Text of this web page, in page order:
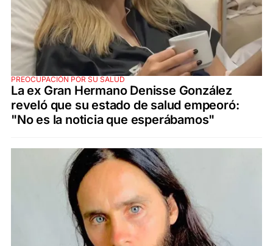
PREOCUPACIÓN POR SU SALUD
La ex Gran Hermano Denisse González
reveló que su estado de salud empeoró:
"No es la noticia que esperábamos"